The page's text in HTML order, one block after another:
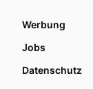
Werbung
Jobs
Datenschutz